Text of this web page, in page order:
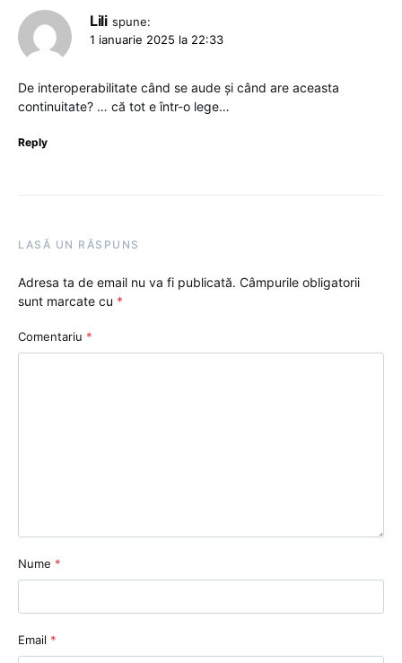
Lili spune:
1 ianuarie 2025 la 22:33
De interoperabilitate când se aude și când are aceasta
continuitate? … că tot e într-o lege…
Reply
LASĂ UN RĂSPUNS
Adresa ta de email nu va fi publicată. Câmpurile obligatorii
sunt marcate cu *
Comentariu *
Nume *
Email *